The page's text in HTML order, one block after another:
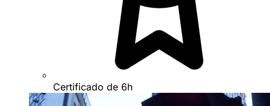
Certificado de 6h